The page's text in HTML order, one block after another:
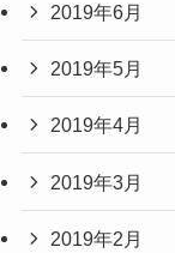
2019年6月
2019年5月
2019年4月
2019年3月
2019年2月